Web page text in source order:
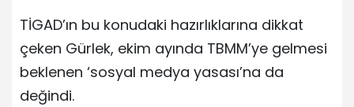
TİGAD’ın bu konudaki hazırlıklarına dikkat
çeken Gürlek, ekim ayında TBMM’ye gelmesi
beklenen ‘sosyal medya yasası’na da
değindi.